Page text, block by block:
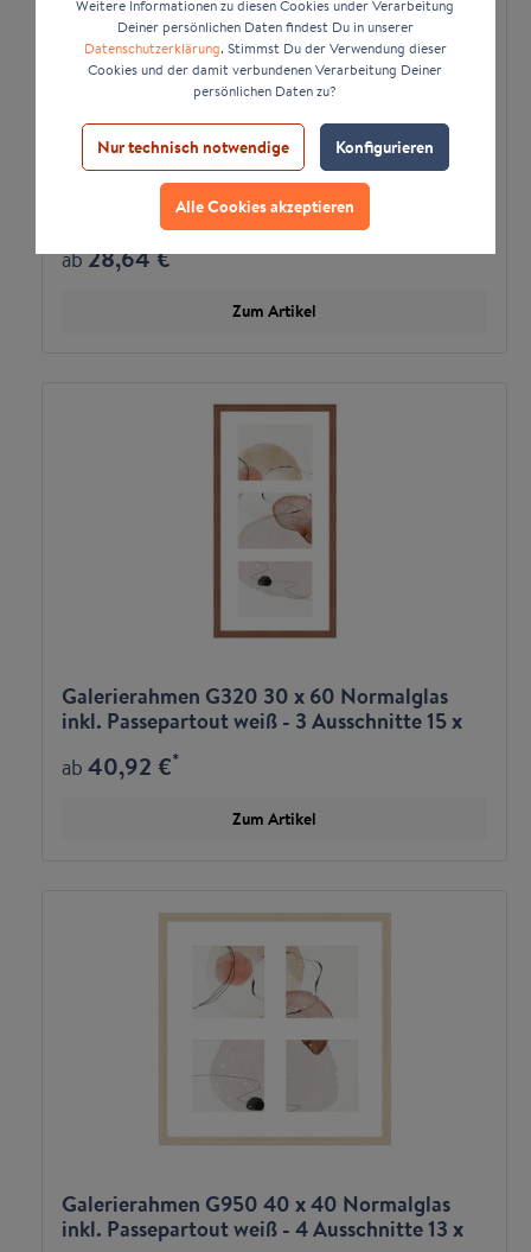
Galerierahmen G320 25 x 50 Normalglas
inkl. Passepartout weiß - 3 Ausschnitte 13 x
ab28,64 €*
Zum Artikel
Galerierahmen G320 30 x 60 Normalglas
inkl. Passepartout weiß - 3 Ausschnitte 15 x
ab40,92 €*
Zum Artikel
Galerierahmen G950 40 x 40 Normalglas
inkl. Passepartout weiß - 4 Ausschnitte 13 x
Weitere Informationen zu diesen Cookies under Verarbeitung
Deiner persönlichen Daten findest Du in unserer
Datenschutzerklärung. Stimmst Du der Verwendung dieser
Cookies und der damit verbundenen Verarbeitung Deiner
persönlichen Daten zu?
Nur technisch notwendige Konfigurieren
Alle Cookies akzeptieren